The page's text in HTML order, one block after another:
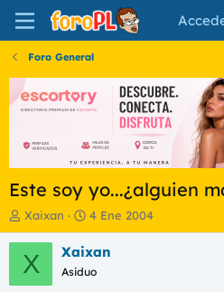
Foro General
Este soy yo...¿alguien
I
n
i
c
Xaixan
F
e
c
a
4 Ene 2004
X Xaixan
Asiduo